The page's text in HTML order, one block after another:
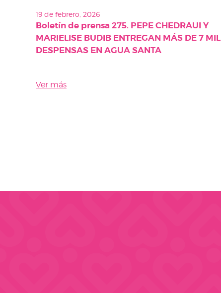
19 de febrero, 2026
Boletín de prensa 275. PEPE CHEDRAUI Y
MARIELISE BUDIB ENTREGAN MÁS DE 7 MIL
DESPENSAS EN AGUA SANTA
Ver más